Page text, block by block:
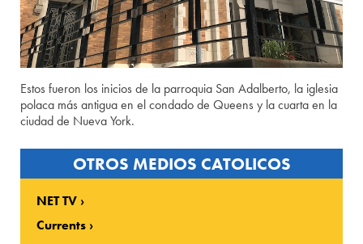
Estos fueron los inicios de la parroquia San Adalberto, la iglesia
polaca más antigua en el condado de Queens y la cuarta en la
ciudad de Nueva York.
OTROS MEDIOS CATOLICOS
NET TV
Currents